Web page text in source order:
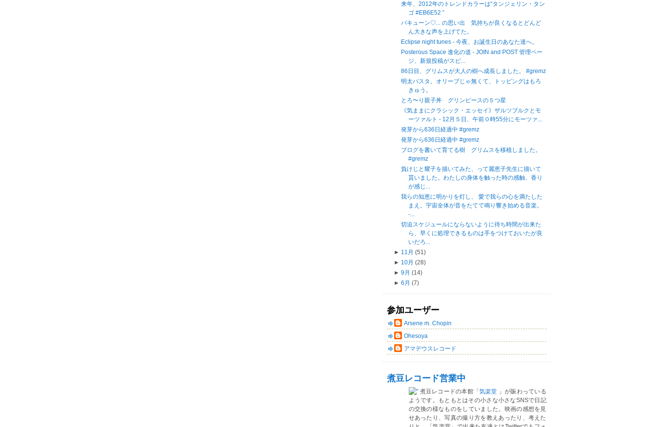
来年、2012年のトレンドカラーは“タンジェリン・タン
ゴ #EB6E52 ”
バキューン♡... の思い出 気持ちが良くなるとどんど
ん大きな声を上げてた。
Eclipse night tunes - 今夜、お誕生日のあなた達へ。
Posterous Space 進化の道 - JOIN and POST 管理ペー
ジ、新規投稿がスピ...
86日目、グリムスが大人の樹へ成長しました。 #gremz
明太パスタ。オリーブじゃ無くて、トッピングはもろ
きゅう。
とろ〜り親子丼 グリンピースの５つ星
《気ままにクラシック・エッセイ》ザルツブルクとモ
ーツァルト - 12月５日、午前０時55分にモーツァ...
発芽から636日経過中 #gremz
発芽から636日経過中 #gremz
ブログを書いて育てる樹 グリムスを移植しました。
#gremz
負けじと耀子を描いてみた、って麗恵子先生に描いて
貰いました。わたしの身体を触った時の感触、香り
が感じ...
我らの知恵に明かりを灯し、 愛で我らの心を満たした
まえ。宇宙全体が音をたてて鳴り響き始める音楽。
-...
切迫スケジュールにならないように待ち時間が出来た
ら、早くに処理できるものは手をつけておいたが良
いだろ...
► 11月 (51)
► 10月 (28)
► 9月 (14)
► 6月 (7)
参加ユーザー
Arsene m. Chopin
Ohesoya
アマデウスレコード
煮豆レコード営業中
煮豆レコードの本館「 気楽堂 」が賑わっている
ようです。もともとはその小さな小さなSNSで日記
の交換の様なものをしていました。映画の感想を見
せあったり、写真の撮り方を教えあったり、考えた